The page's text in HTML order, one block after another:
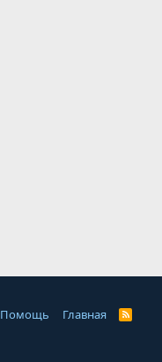
Помощь Главная